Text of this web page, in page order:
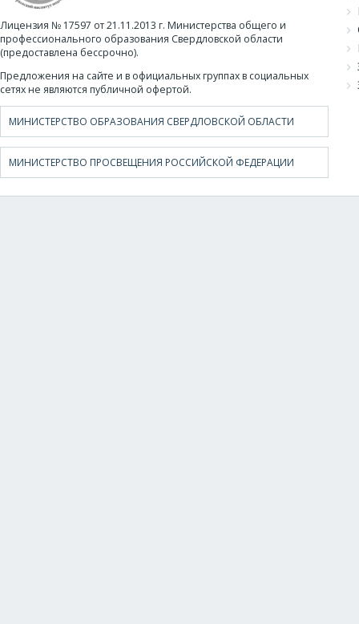
Лицензия № 17597 от 21.11.2013 г. Министерства общего и
профессионального образования Свердловской области
(предоставлена бессрочно).
Предложения на сайте и в официальных группах в социальных
сетях не являются публичной офертой.
МИНИСТЕРСТВО ОБРАЗОВАНИЯ СВЕРДЛОВСКОЙ ОБЛАСТИ
МИНИСТЕРСТВО ПРОСВЕЩЕНИЯ РОССИЙСКОЙ ФЕДЕРАЦИИ